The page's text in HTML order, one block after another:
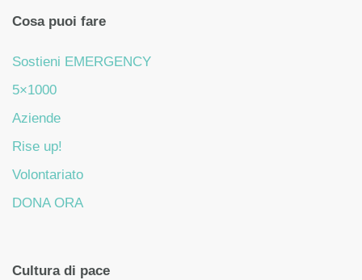
Cosa puoi fare
Sostieni EMERGENCY
5×1000
Aziende
Rise up!
Volontariato
DONA ORA
Cultura di pace